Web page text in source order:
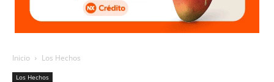
Inicio Los Hechos
Los Hechos